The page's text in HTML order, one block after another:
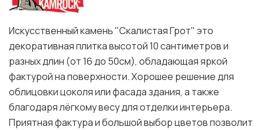
Искусственный камень "Скалистая Грот" это
декоративная плитка высотой 10 сантиметров и
разных длин (от 16 до 50см), обладающая яркой
фактурой на поверхности. Хорошее решение для
облицовки цоколя или фасада здания, а также
благодаря лёгкому весу для отделки интерьера.
Приятная фактура и большой выбор цветов позволит